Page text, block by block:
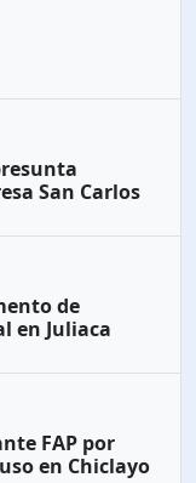
San Carlos
de
en Juliaca
FAP por
en Chiclayo